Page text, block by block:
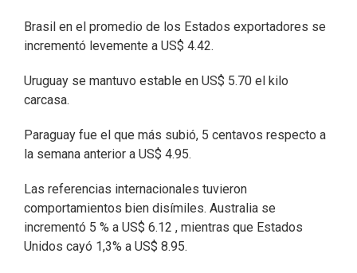
Brasil en el promedio de los Estados exportadores se
incrementó levemente a US$ 4.42.
Uruguay se mantuvo estable en US$ 5.70 el kilo
carcasa.
Paraguay fue el que más subió, 5 centavos respecto a
la semana anterior a US$ 4.95.
Las referencias internacionales tuvieron
comportamientos bien disímiles. Australia se
incrementó 5 % a US$ 6.12 , mientras que Estados
Unidos cayó 1,3% a US$ 8.95.